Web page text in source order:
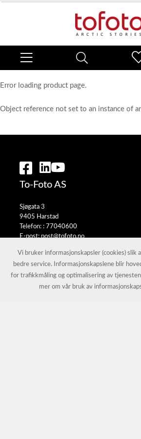
Error loading product page.
Object reference not set to an instance of
To-Foto AS
Sjøgata 3
9405 Harstad
Telefon: : 77040600
E-post:post@tofoto.no
© To-Foto AS |Nettbutikk levert
Vi bruker informasjonskapsler (cookies) slik
bedre service. Informasjonskapslene blir
for trafikkmåling og optimalisering av
mer om vår bruk av